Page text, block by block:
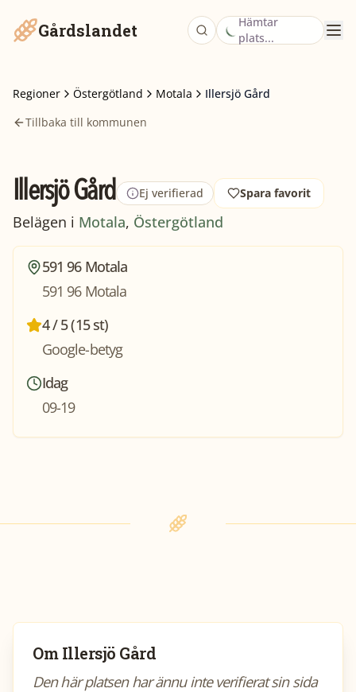
Gårdslandet
Hämtar
plats...
Regioner Östergötland Motala
Illersjö Gård
Tillbaka till kommunen
Illersjö Gård Ej verifierad Spara favorit
Belägen i Motala, Östergötland
591 96 Motala
591 96 Motala
4 / 5 (15 st)
Google-betyg
Idag
09-19
OmIllersjö Gård
Den här platsen har ännu inte verifierat sin sida